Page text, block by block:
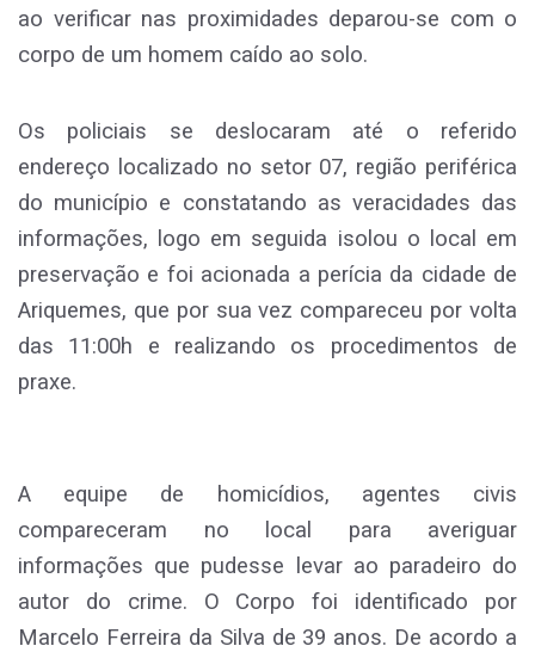
ao verificar nas proximidades deparou-se com o
corpo de um homem caído ao solo.
Os policiais se deslocaram até o referido
endereço localizado no setor 07, região periférica
do município e constatando as veracidades das
informações, logo em seguida isolou o local em
preservação e foi acionada a perícia da cidade de
Ariquemes, que por sua vez compareceu por volta
das 11:00h e realizando os procedimentos de
praxe.
A equipe de homicídios, agentes civis
compareceram no local para averiguar
informações que pudesse levar ao paradeiro do
autor do crime. O Corpo foi identificado por
Marcelo Ferreira da Silva de 39 anos. De acordo a